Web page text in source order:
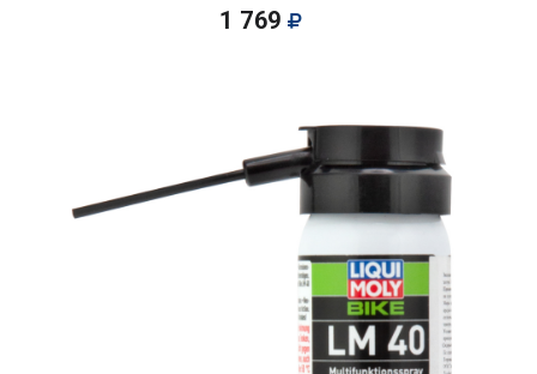
1 769